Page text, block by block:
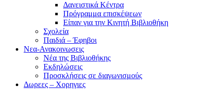
Δανειστικά Κέντρα
Πρόγραμμα επισκέψεων
Είπαν για την Κινητή Βιβλιοθήκη
Σχολεία
Παιδιά – Έφηβοι
Νεα-Ανακοινωσεις
Νέα της Βιβλιοθήκης
Εκδηλώσεις
Προσκλήσεις σε διαγωνισμούς
Δωρεες – Χορηγιες